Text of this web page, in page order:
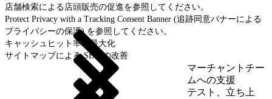
店舗検索による店頭販売の促進を参照してください。
Protect Privacy with a Tracking Consent Banner (追跡同意バナーによる
プライバシーの保護) を参照してください。
キャッシュヒット率の最大化
サイトマップによる SEO の改善
マーチャントチー
ムへの支援
テスト、立ち上